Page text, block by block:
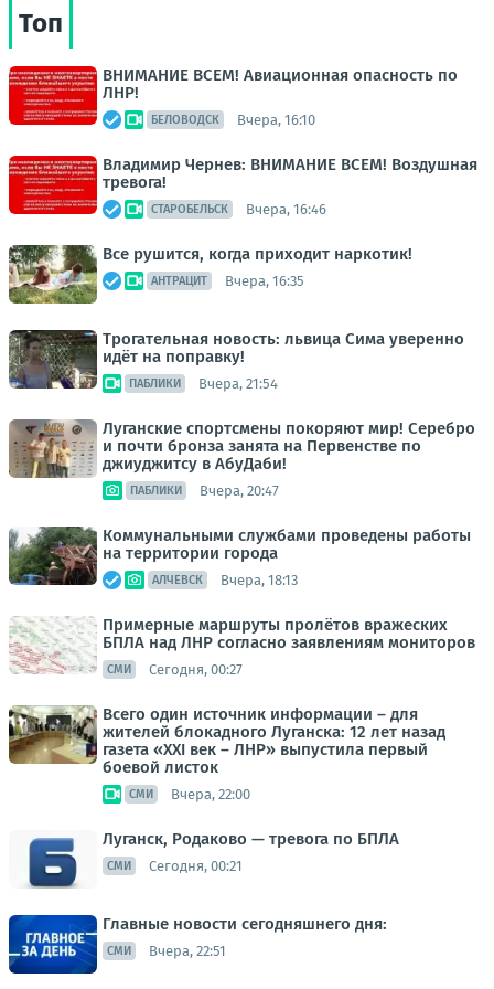
Топ
ВНИМАНИЕ ВСЕМ! Авиационная опасность по
ЛНР!
БЕЛОВОДСК Вчера, 16:10
Владимир Чернев: ВНИМАНИЕ ВСЕМ! Воздушная
тревога!
СТАРОБЕЛЬСК Вчера, 16:46
Все рушится, когда приходит наркотик!
АНТРАЦИТ Вчера, 16:35
Трогательная новость: львица Сима уверенно
идёт на поправку!
ПАБЛИКИ Вчера, 21:54
Луганские спортсмены покоряют мир! Серебро
и почти бронза занята на Первенстве по
джиуджитсу в АбуДаби!
ПАБЛИКИ Вчера, 20:47
Коммунальными службами проведены работы
на территории города
АЛЧЕВСК Вчера, 18:13
Примерные маршруты пролётов вражеских
БПЛА над ЛНР согласно заявлениям мониторов
СМИ Сегодня, 00:27
Всего один источник информации – для
жителей блокадного Луганска: 12 лет назад
газета «XXI век – ЛНР» выпустила первый
боевой листок
СМИ Вчера, 22:00
Луганск, Родаково — тревога по БПЛА
СМИ Сегодня, 00:21
Главные новости сегодняшнего дня:
СМИ Вчера, 22:51